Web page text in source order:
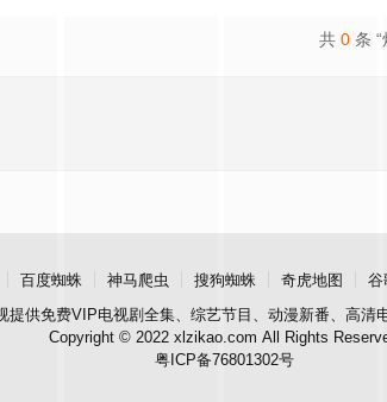
共 0 条
百度蜘蛛 神马爬虫 搜狗蜘蛛 奇虎地图 谷
提供免费VIP电视剧全集、综艺节目、动漫新番、高清
Copyright © 2022 xlzikao.com All Rights
粤ICP备76801302号